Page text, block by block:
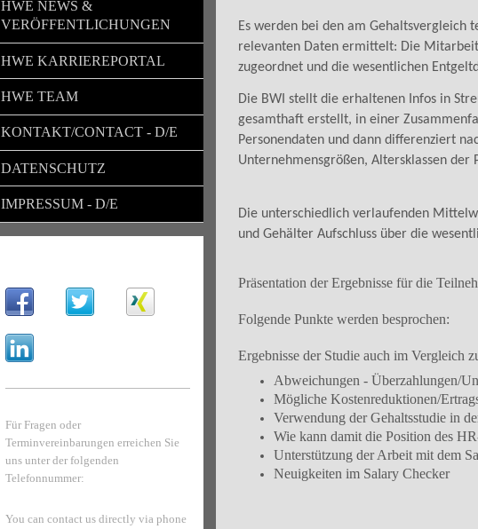
Es werden bei den am Gehaltsvergleich
relevanten Daten ermittelt: Die
zugeordnet und die wesentlichen
Die BWI stellt die erhaltenen Infos in
gesamthaft erstellt, in einer
Personendaten und dann differenziert
Unternehmensgrößen,
Die unterschiedlich verlaufenden
und Gehälter Aufschluss über die
Präsentation der Ergebnisse für die
Folgende Punkte werden besprochen:
Ergebnisse der Studie auch im Vergleich
Abweichungen - Überzahlungen/
Mögliche Kostenreduktionen/
Verwendung der Gehaltsstudie in
Wie kann damit die Position des
Unterstützung der Arbeit mit dem
Neuigkeiten im Salary Checker
HWE NEWS &
VERÖFFENTLICHUNGEN
HWE KARRIEREPORTAL
HWE TEAM
KONTAKT/CONTACT - D/E
DATENSCHUTZ
IMPRESSUM - D/E
Für Fragen oder
Terminvereinbarungen erreichen Sie
uns unter der folgenden
Telefonnummer:
You can contact us directly via phone